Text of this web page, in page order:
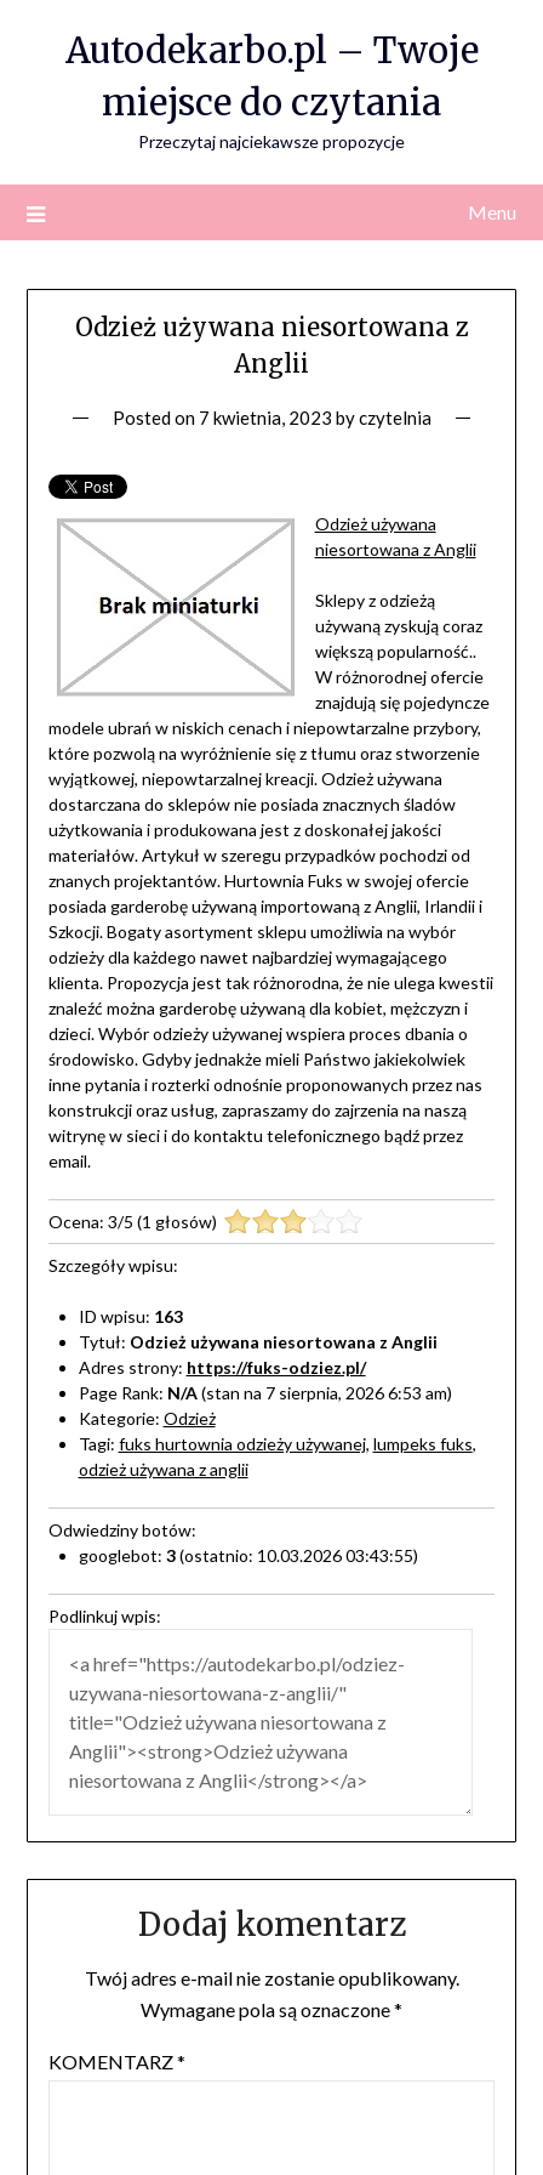
Autodekarbo.pl – Twoje
miejsce do czytania
Przeczytaj najciekawsze propozycje
Menu
Odzież używana niesortowana z
Anglii
Posted on 7 kwietnia, 2023 byczytelnia
Odzież używana
niesortowana z Anglii
Sklepy z odzieżą
używaną zyskują coraz
większą popularność..
W różnorodnej ofercie
znajdują się pojedyncze
modele ubrań w niskich cenach i niepowtarzalne przybory,
które pozwolą na wyróżnienie się z tłumu oraz stworzenie
wyjątkowej, niepowtarzalnej kreacji. Odzież używana
dostarczana do sklepów nie posiada znacznych śladów
użytkowania i produkowana jest z doskonałej jakości
materiałów. Artykuł w szeregu przypadków pochodzi od
znanych projektantów. Hurtownia Fuks w swojej ofercie
posiada garderobę używaną importowaną z Anglii, Irlandii i
Szkocji. Bogaty asortyment sklepu umożliwia na wybór
odzieży dla każdego nawet najbardziej wymagającego
klienta. Propozycja jest tak różnorodna, że nie ulega kwestii
znaleźć można garderobę używaną dla kobiet, mężczyzn i
dzieci. Wybór odzieży używanej wspiera proces dbania o
środowisko. Gdyby jednakże mieli Państwo jakiekolwiek
inne pytania i rozterki odnośnie proponowanych przez nas
konstrukcji oraz usług, zapraszamy do zajrzenia na naszą
witrynę w sieci i do kontaktu telefonicznego bądź przez
email.
Ocena: 3/5 (1 głosów)
Szczegóły wpisu:
ID wpisu: 163
Tytuł: Odzież używana niesortowana z Anglii
Adres strony: https://fuks-odziez.pl/
Page Rank: N/A(stan na 7 sierpnia, 2026 6:53 am)
Kategorie: Odzież
Tagi: fuks hurtownia odzieży używanej, lumpeks fuks,
odzież używana z anglii
Odwiedziny botów:
googlebot: 3(ostatnio: 10.03.2026 03:43:55)
Podlinkuj wpis:
Dodaj komentarz
Twój adres e-mail nie zostanie opublikowany.
Wymagane pola są oznaczone*
KOMENTARZ*